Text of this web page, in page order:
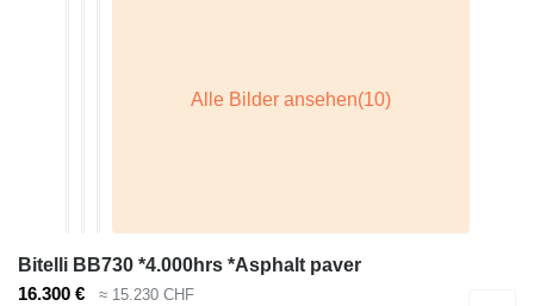
Bitelli BB730 *4.000hrs *Asphalt paver
16.300 €
≈ 15.230 CHF